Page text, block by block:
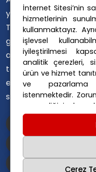
İnternet Sitesi’nin
hizmetlerinin
kullanmaktayız.
işlevsel
iyileştirilmesi
analitik çerezleri,
ürün ve hizmet
ve pazarlama
istenmektedir.
vermediğiniz
Ayarlarınız 365
veGizlilik Politikası
Çerez
yaşayan
Türklerin ülke
gündemini
ana dillerinde
takip
etmelerini
sağlıyoruz.